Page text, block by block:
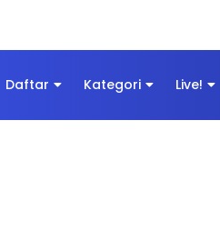
Daftar Kategori Live!